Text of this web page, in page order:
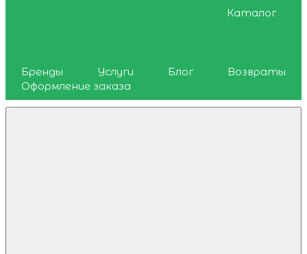
Каталог
Бренды Услуги Блог
Возвраты
Оформление заказа